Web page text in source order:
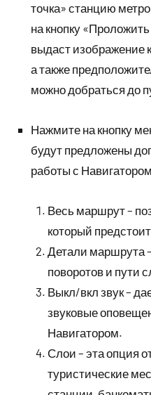
точка» станцию
на кнопку
выдаст изображение
а также
можно добраться до
Нажмите на кнопку
будут предложены
работы с
Весь маршрут –
который
Детали маршрута
поворотов и пути
Выкл/вкл звук –
звуковые
Навигатором.
Слои – эта опция
туристические